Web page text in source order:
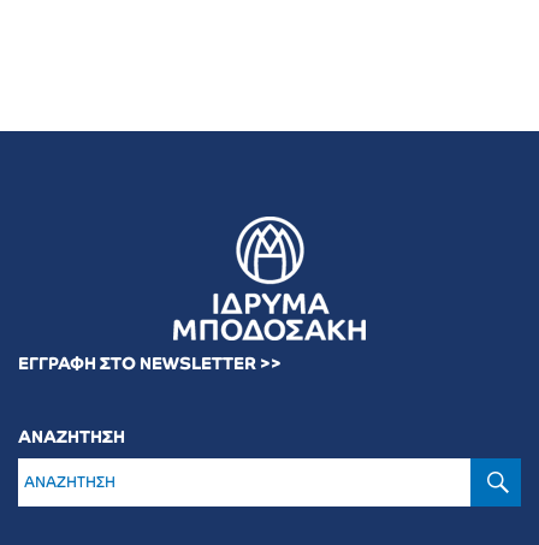
ΕΓΓΡΑΦΗ ΣΤΟ NEWSLETTER >>
ΑΝΑΖΗΤΗΣΗ